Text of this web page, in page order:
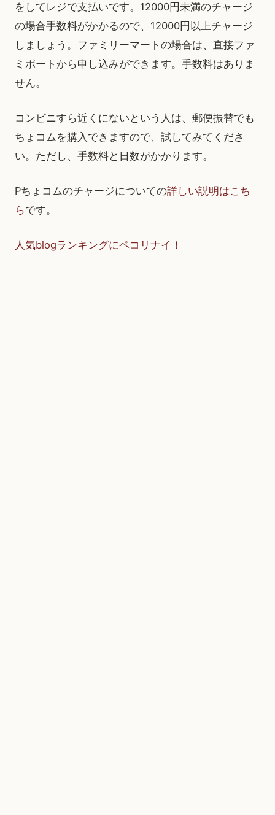
をしてレジで支払いです。12000円未満のチャージ
の場合手数料がかかるので、12000円以上チャージ
しましょう。ファミリーマートの場合は、直接ファ
ミポートから申し込みができます。手数料はありま
せん。
コンビニすら近くにないという人は、郵便振替でも
ちょコムを購入できますので、試してみてくださ
い。ただし、手数料と日数がかかります。
Pちょコムのチャージについての詳しい説明はこち
らです。
人気blogランキングにペコリナイ！